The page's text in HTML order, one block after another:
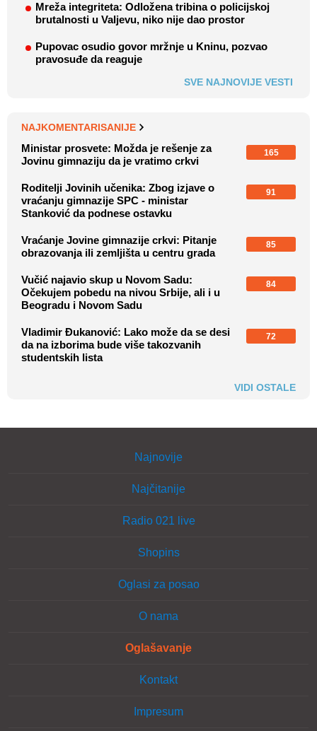
Mreža integriteta: Odložena tribina o policijskoj
brutalnosti u Valjevu, niko nije dao prostor
Pupovac osudio govor mržnje u Kninu, pozvao
pravosuđe da reaguje
SVE NAJNOVIJE VESTI
NAJKOMENTARISANIJE
Ministar prosvete: Možda je rešenje za
Jovinu gimnaziju da je vratimo crkvi
165
Roditelji Jovinih učenika: Zbog izjave o
vraćanju gimnazije SPC - ministar
Stanković da podnese ostavku
91
Vraćanje Jovine gimnazije crkvi: Pitanje
obrazovanja ili zemljišta u centru grada
85
Vučić najavio skup u Novom Sadu:
Očekujem pobedu na nivou Srbije, ali i u
Beogradu i Novom Sadu
84
Vladimir Đukanović: Lako može da se desi
da na izborima bude više takozvanih
studentskih lista
72
VIDI OSTALE
Najnovije
Najčitanije
Radio 021 live
Shopins
Oglasi za posao
O nama
Oglašavanje
Kontakt
Impresum